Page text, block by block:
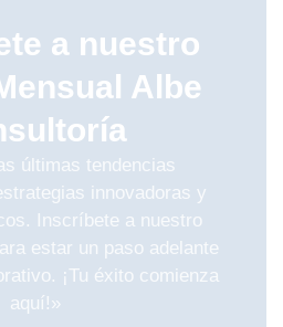
a nuestro
Albe
últimas tendencias
innovadoras y
Inscríbete a nuestro
estar un paso adelante
¡Tu éxito comienza
aquí!»